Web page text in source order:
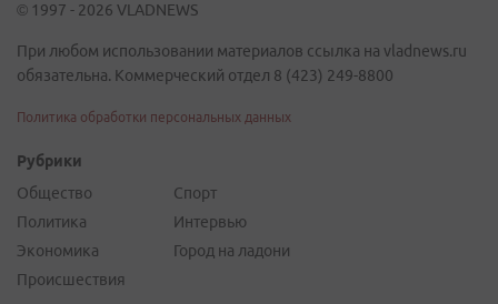
© 1997 - 2026 VLADNEWS
При любом использовании материалов ссылка на vladnews.ru
обязательна. Коммерческий отдел 8 (423) 249-8800
Политика обработки персональных данных
Рубрики
Общество
Политика
Экономика
Происшествия
Спорт
Интервью
Город на ладони